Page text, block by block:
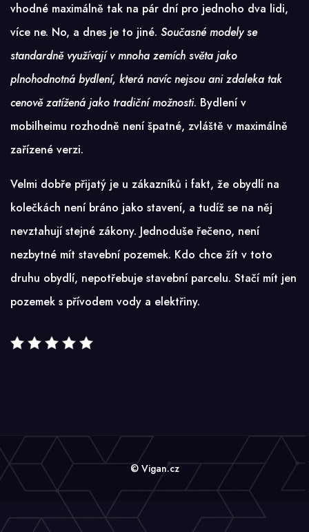
vhodné maximálně tak na pár dní pro jednoho dva lidi,
více ne. No, a dnes je to jiné. Současné modely se
standardně využívají v mnoha zemích světa jako
plnohodnotná bydlení, která navíc nejsou ani zdaleka tak
cenově zatížená jako tradiční možnosti. Bydlení v
mobilheimu rozhodně není špatné, zvláště v maximálně
zařízené verzi.
Velmi dobře přijatý je u zákazníků i fakt, že obydlí na
kolečkách není bráno jako stavení, a tudíž se na něj
nevztahují stejné zákony. Jednoduše řečeno, není
nezbytné mít stavební pozemek. Kdo chce žít v toto
druhu obydlí, nepotřebuje stavební parcelu. Stačí mít jen
pozemek s přívodem vody a elektřiny.
© Vigan.cz